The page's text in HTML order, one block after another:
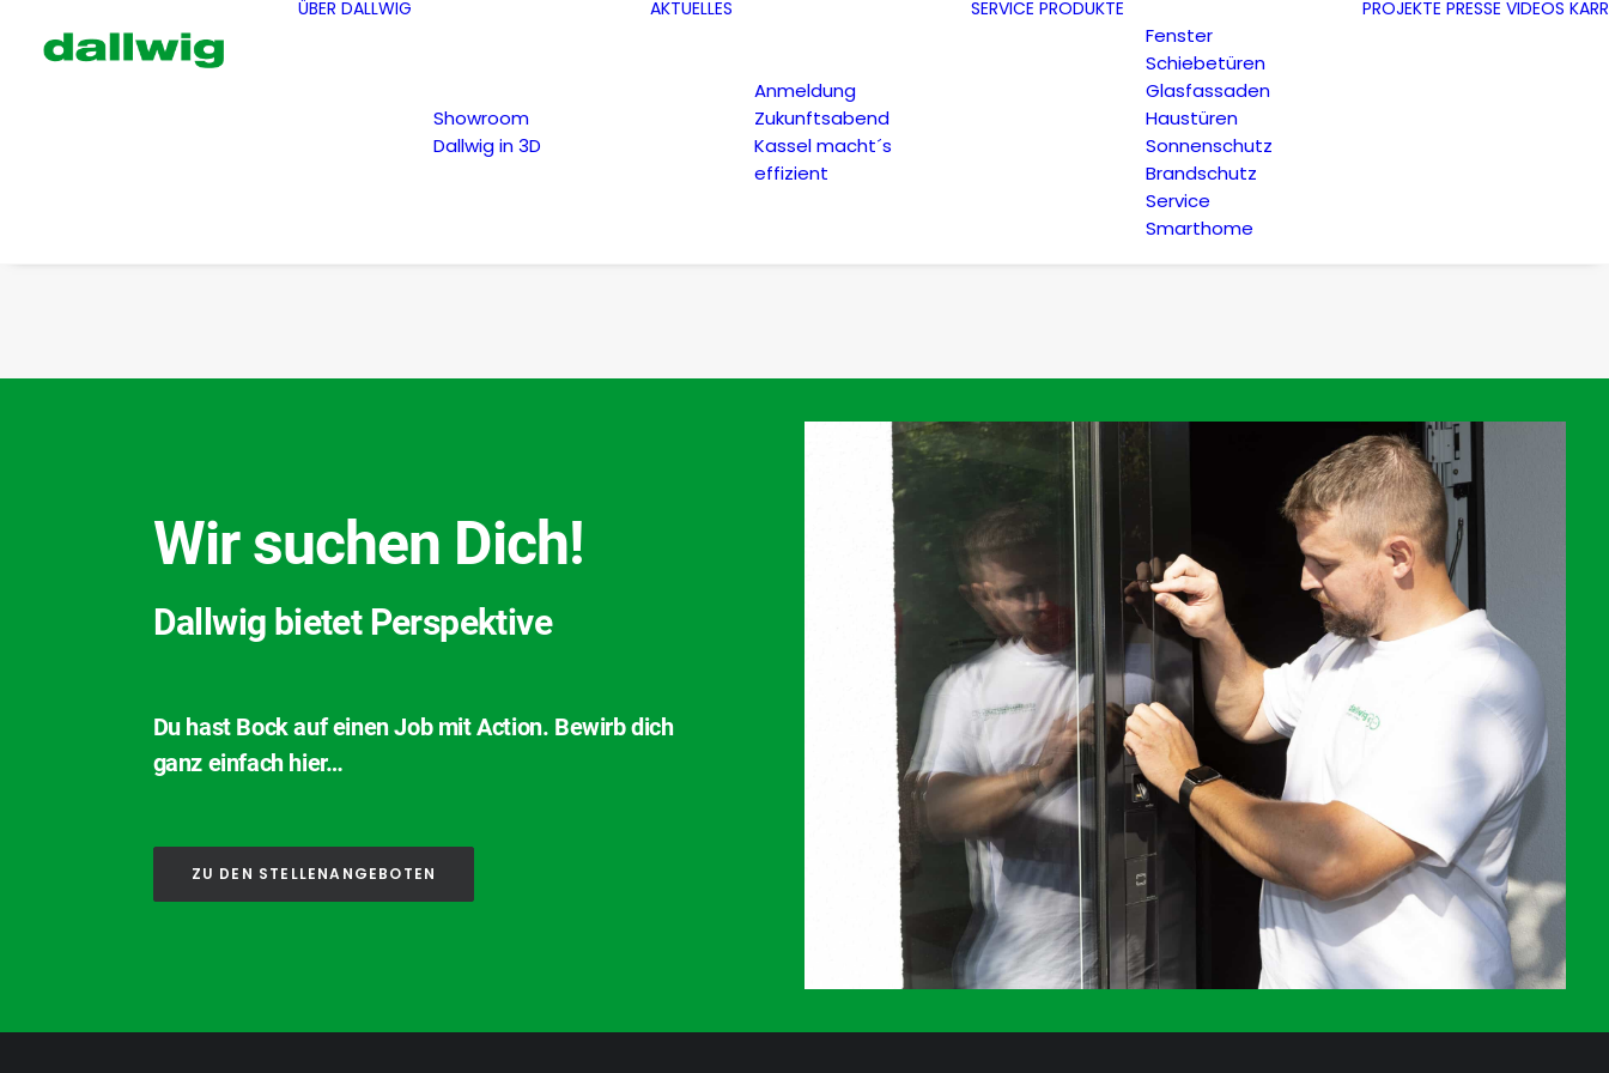
ÜBER DALLWIG
Showroom
Dallwig in 3D
AKTUELLES
Anmeldung
Zukunftsabend
Kassel macht´s
effizient
SERVICE PRODUKTE
Fenster
Schiebetüren
Glasfassaden
Haustüren
Sonnenschutz
Brandschutz
Service
Smarthome
PROJEKTE PRESSE VIDEOS
Wir suchen Dich!
Dallwig bietet Perspektive
Du hast Bock auf einen Job mit Action. Bewirb dich
ganz einfach hier…
ZU DEN STELLENANGEBOTEN